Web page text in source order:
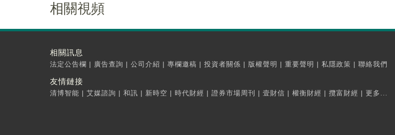
相關視頻
相關訊息
法定公告欄 | 廣告查詢 | 公司介紹 | 專欄邀稿 | 投資者關係 | 版權聲明 | 重要聲明 | 私隱政策 | 聯絡我們
友情鏈接
清博智能 | 艾媒諮詢 | 和訊 | 新時空 | 時代財經 | 證券市場周刊 | 壹財信 | 權衡財經 | 攬富財經 | 更多...